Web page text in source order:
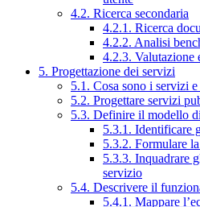
4.2. Ricerca secondaria
4.2.1. Ricerca
4.2.2. Analisi
4.2.3. Valutazione
5. Progettazione dei servizi
5.1. Cosa sono i servizi
5.2. Progettare servizi
5.3. Definire il modello
5.3.1. Identificare
5.3.2. Formulare
5.3.3. Inquadrare
servizio
5.4. Descrivere il
5.4.1. Mappare